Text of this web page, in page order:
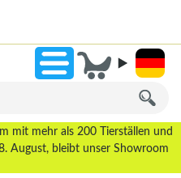
mit mehr als 200 Tierställen und
August, bleibt unser Showroom